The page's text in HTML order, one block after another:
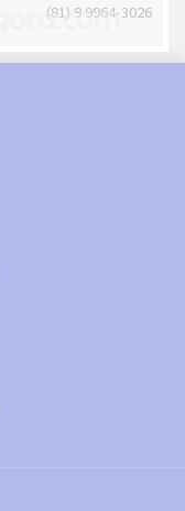
(81) 9 9964-3026